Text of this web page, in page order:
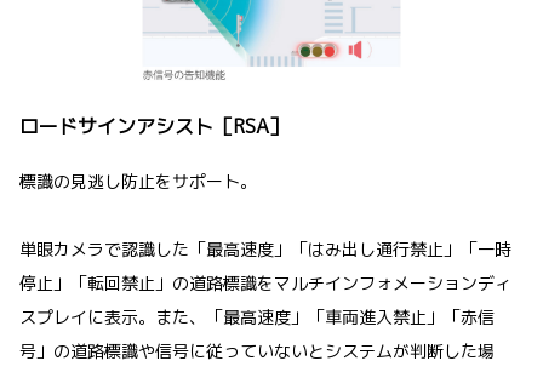
ロードサインアシスト［RSA］
標識の見逃し防止をサポート。
単眼カメラで認識した「最高速度」「はみ出し通行禁止」「一時
停止」「転回禁止」の道路標識をマルチインフォメーションディ
スプレイに表示。また、「最高速度」「車両進入禁止」「赤信
号」の道路標識や信号に従っていないとシステムが判断した場